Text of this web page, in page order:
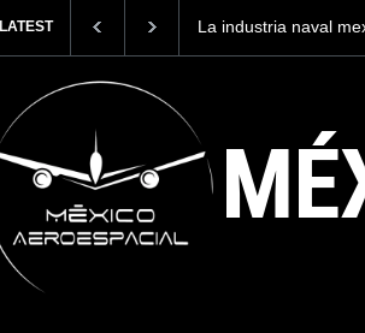
LATEST
La industria naval mexicana construirá 32